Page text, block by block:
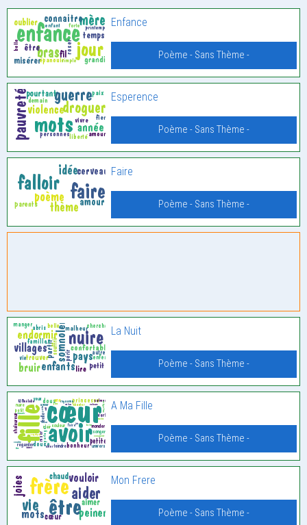
Enfance
Poème - Sans Thème -
Esperence
Poème - Sans Thème -
Faire
Poème - Sans Thème -
La Nuit
Poème - Sans Thème -
A Ma Fille
Poème - Sans Thème -
Mon Frere
Poème - Sans Thème -